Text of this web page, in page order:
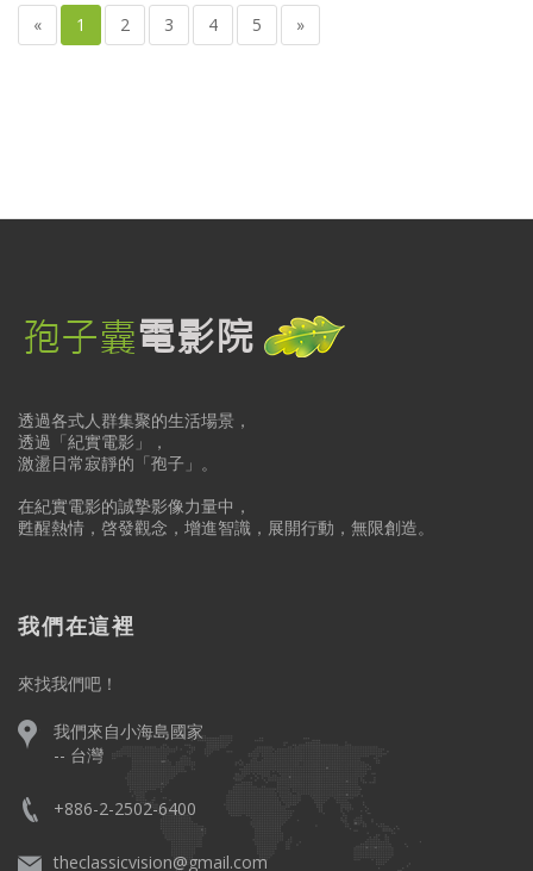
« 1 2 3 4 5 »
透過各式人群集聚的生活場景，
透過「紀實電影」，
激盪日常寂靜的「孢子」。
在紀實電影的誠摯影像力量中，
甦醒熱情，啓發觀念，增進智識，展開行動，無限創造。
我們在這裡
來找我們吧！
我們來自小海島國家
-- 台灣
+886-2-2502-6400
theclassicvision@gmail.com